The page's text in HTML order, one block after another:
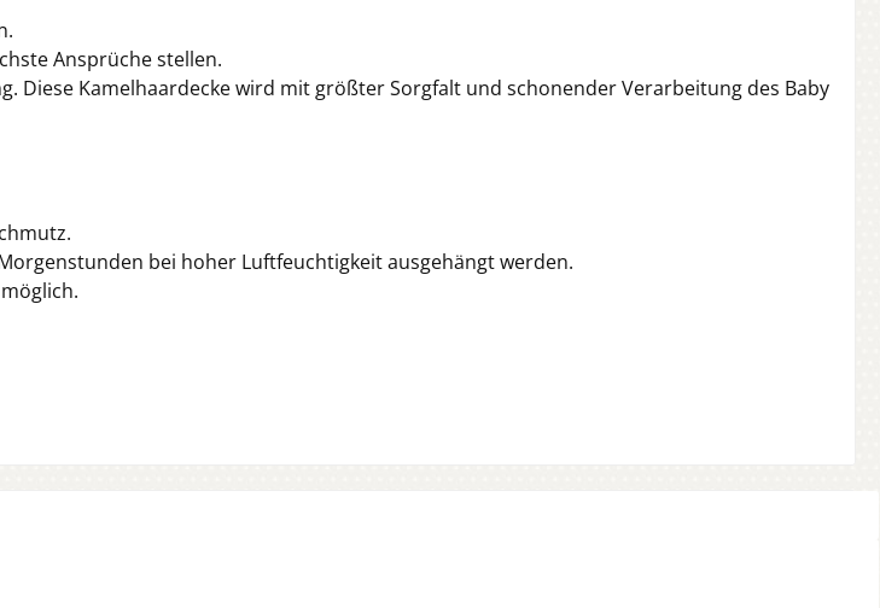
Ansprüche stellen.
Diese Kamelhaardecke wird mit größter Sorgfalt und schonender Verarbeitung des Baby
bei hoher Luftfeuchtigkeit ausgehängt werden.